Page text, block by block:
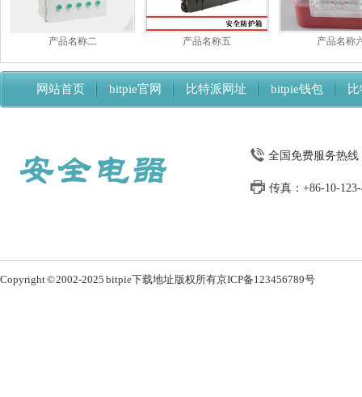
产品名称二 产品名称五 产品名称
网站首页 bitpie官网 比特派网址 bitpie钱包
全国免费服务热线
传真：+86-10-
Copyright © 2002-2025 bitpie下载地址 版权所有京ICP备123456789号